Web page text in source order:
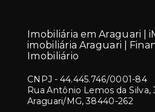
Imobiliária em Araguari |
imobiliária Araguari |
Imobiliário
CNPJ - 44.445.746/0001-84
Rua Antônio Lemos da Silva,
Araguari/MG, 38440-262